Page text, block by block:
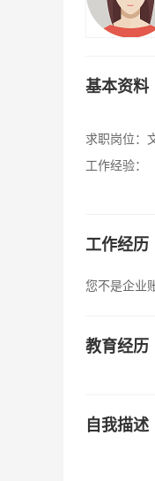
基本资料
求职岗位：
工作经验：
工作经历
您不是企业
教育经历
自我描述